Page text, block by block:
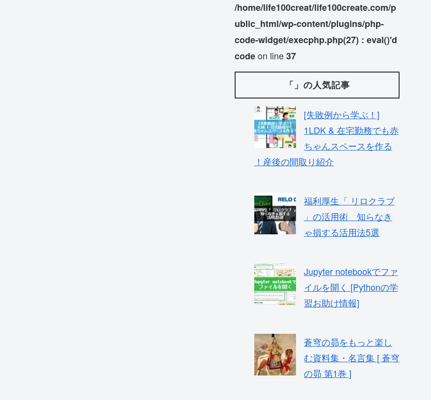
/home/life100creat/life100create.com/p
ublic_html/wp-content/plugins/php-
code-widget/execphp.php(27) : eval()'d
codeon line37
「」の人気記事
[失敗例から学ぶ！]
1LDK & 在宅勤務でも赤
ちゃんスペースを作る
！産後の間取り紹介
福利厚生「 リロクラブ
」の活用術 知らなき
ゃ損する活用法5選
Jupyter notebookでファ
イルを開く [Pythonの学
習お助け情報]
蒼穹の昴をもっと楽し
む資料集・名言集 [ 蒼穹
の昴 第1巻 ]